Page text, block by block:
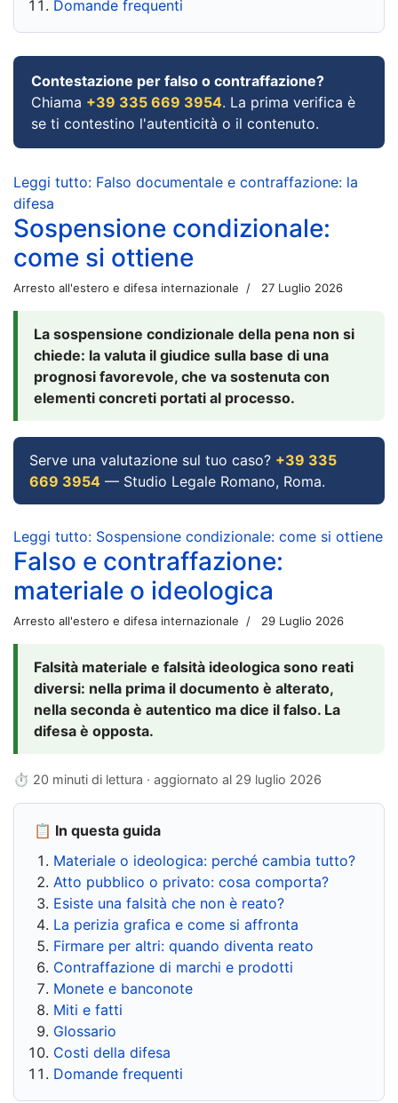
Domande frequenti
Contestazione per falso o contraffazione?
Chiama +39 335 669 3954. La prima verifica è
se ti contestino l'autenticità o il contenuto.
Leggi tutto: Falso documentale e contraffazione: la
difesa
Sospensione condizionale:
come si ottiene
Arresto all'estero e difesa internazionale 27 Luglio 2026
La sospensione condizionale della pena non si
chiede: la valuta il giudice sulla base di una
prognosi favorevole, che va sostenuta con
elementi concreti portati al processo.
Serve una valutazione sul tuo caso? +39 335
669 3954 — Studio Legale Romano, Roma.
Leggi tutto: Sospensione condizionale: come si ottiene
Falso e contraffazione:
materiale o ideologica
Arresto all'estero e difesa internazionale 29 Luglio 2026
Falsità materiale e falsità ideologica sono reati
diversi: nella prima il documento è alterato,
nella seconda è autentico ma dice il falso. La
difesa è opposta.
⏱ 20 minuti di lettura · aggiornato al 29 luglio 2026
📋 In questa guida
Materiale o ideologica: perché cambia tutto?
Atto pubblico o privato: cosa comporta?
Esiste una falsità che non è reato?
La perizia grafica e come si affronta
Firmare per altri: quando diventa reato
Contraffazione di marchi e prodotti
Monete e banconote
Miti e fatti
Glossario
Costi della difesa
Domande frequenti